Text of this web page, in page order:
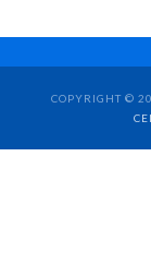
COPYRIGHT ©